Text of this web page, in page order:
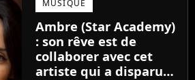
premier single que la
chanteuse a
confectionné avec...
MUSIQUE
Ambre (Star Academy)
: son rêve est de
collaborer avec cet
artiste qui a disparu